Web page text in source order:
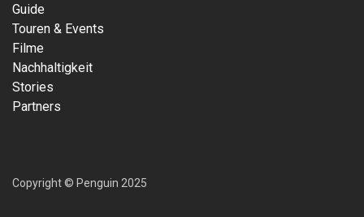
Guide
Touren & Events
Filme
Nachhaltigkeit
Stories
Partners
Copyright © Penguin 2025